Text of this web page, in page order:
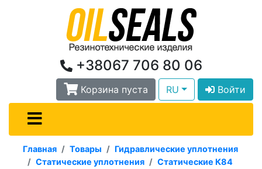
+38067 706 80 06
Корзина пуста RU Войти
Главная Товары
Гидравлические уплотнения
Статические уплотнения
Статические К84